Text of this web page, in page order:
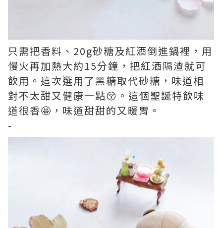
只需把香料、20g砂糖及紅酒倒進鍋裡，用
慢火再加熱大約15分鐘，把紅酒隔渣就可
飲用。這次選用了黑糖取代砂糖，味道相
對不太甜又健康一點😚。這個聖誕特飲味
道很香🤩，味道甜甜的又暖胃。
-